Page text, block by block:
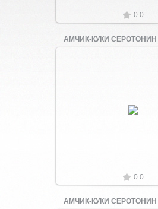
0.0
АМЧИК-КУКИ СЕРОТОНИН
Увеличить
0.0
АМЧИК-КУКИ СЕРОТОНИН